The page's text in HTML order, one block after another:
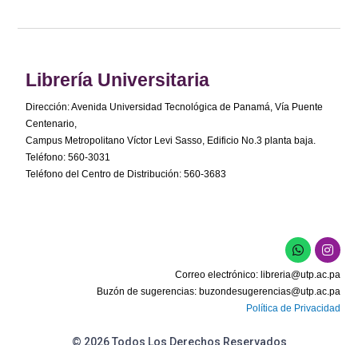
Librería Universitaria
Dirección: Avenida Universidad Tecnológica de Panamá, Vía Puente
Centenario,
Campus Metropolitano Víctor Levi Sasso, Edificio No.3 planta baja.
Teléfono: 560-3031
Teléfono del Centro de Distribución: 560-3683
Correo electrónico: libreria@utp.ac.pa
Buzón de sugerencias: buzondesugerencias@utp.ac.pa
Política de Privacidad
© 2026 Todos Los Derechos Reservados